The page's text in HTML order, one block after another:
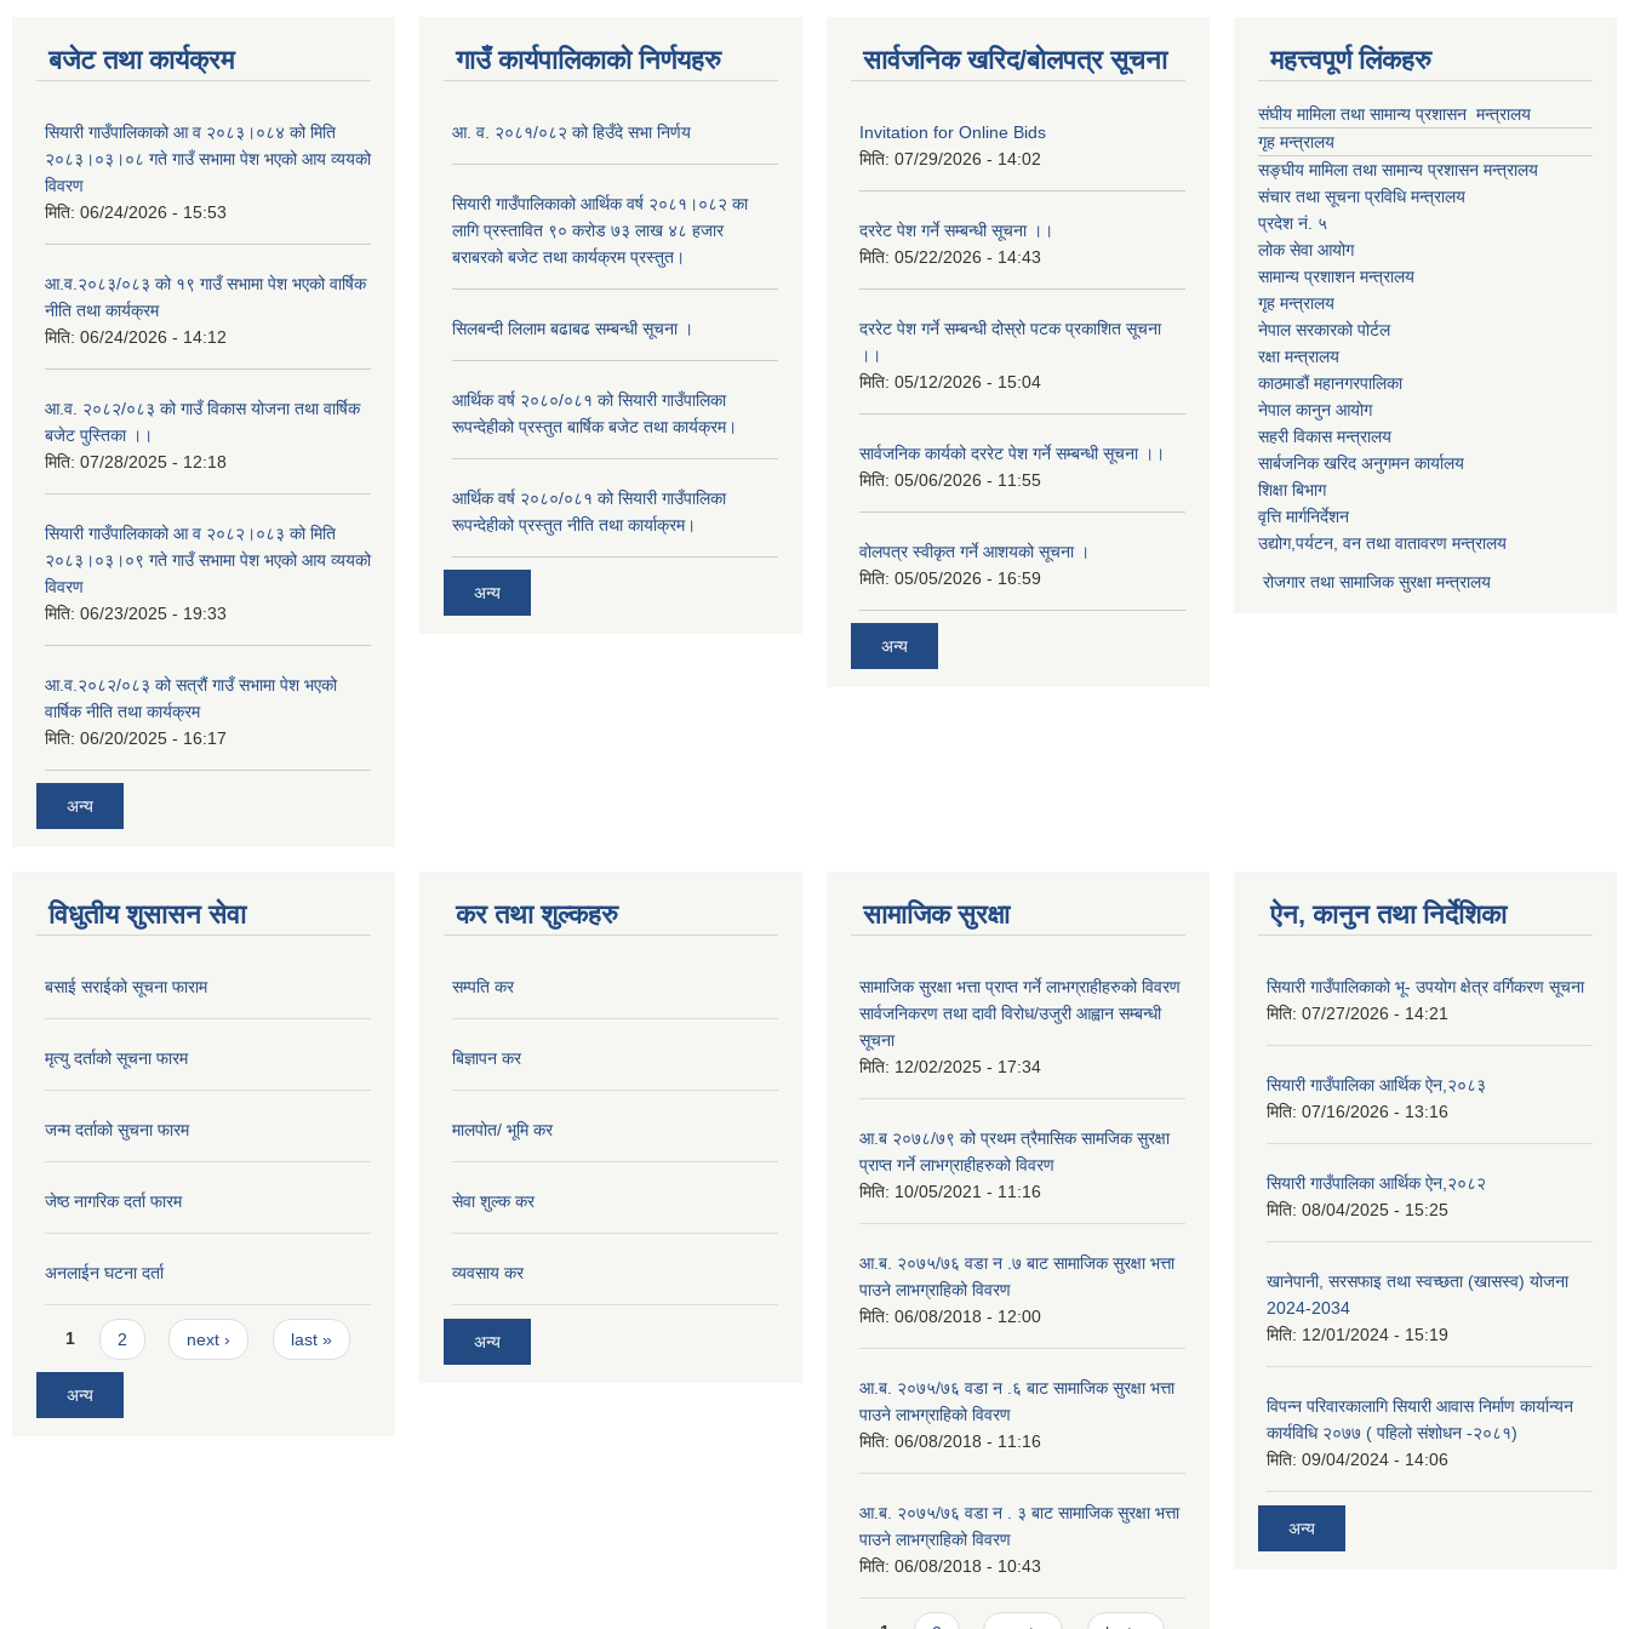
बजेट तथा कार्यक्रम
सियारी गाउँपालिकाको आ व २०८३।०८४ को मिति
२०८३।०३।०८ गते गाउँ सभामा पेश भएको आय व्ययको
विवरण
मिति: 06/24/2026 - 15:53
आ.व.२०८३/०८३ को १९ गाउँ सभामा पेश भएको वार्षिक
नीति तथा कार्यक्रम
मिति: 06/24/2026 - 14:12
आ.व. २०८२/०८३ को गाउँ विकास योजना तथा वार्षिक
बजेट पुस्तिका ।।
मिति: 07/28/2025 - 12:18
सियारी गाउँपालिकाको आ व २०८२।०८३ को मिति
२०८३।०३।०९ गते गाउँ सभामा पेश भएको आय व्ययको
विवरण
मिति: 06/23/2025 - 19:33
आ.व.२०८२/०८३ को सत्रौं गाउँ सभामा पेश भएको
वार्षिक नीति तथा कार्यक्रम
मिति: 06/20/2025 - 16:17
अन्य
गाउँ कार्यपालिकाको निर्णयहरु
आ. व. २०८१/०८२ को हिउँदे सभा निर्णय
सियारी गाउँपालिकाको आर्थिक वर्ष २०८१।०८२ का
लागि प्रस्तावित ९० करोड ७३ लाख ४८ हजार
बराबरको बजेट तथा कार्यक्रम प्रस्तुत।
सिलबन्दी लिलाम बढाबढ सम्बन्धी सूचना ।
आर्थिक वर्ष २०८०/०८१ को सियारी गाउँपालिका
रूपन्देहीको प्रस्तुत बार्षिक बजेट तथा कार्यक्रम।
आर्थिक वर्ष २०८०/०८१ को सियारी गाउँपालिका
रूपन्देहीको प्रस्तुत नीति तथा कार्याक्रम।
अन्य
सार्वजनिक खरिद/बोलपत्र सूचना
Invitation for Online Bids
मिति: 07/29/2026 - 14:02
दररेट पेश गर्ने सम्बन्धी सूचना ।।
मिति: 05/22/2026 - 14:43
दररेट पेश गर्ने सम्बन्धी दोस्रो पटक प्रकाशित सूचना
।।
मिति: 05/12/2026 - 15:04
सार्वजनिक कार्यको दररेट पेश गर्ने सम्बन्धी सूचना ।।
मिति: 05/06/2026 - 11:55
वोलपत्र स्वीकृत गर्ने आशयको सूचना ।
मिति: 05/05/2026 - 16:59
अन्य
महत्त्वपूर्ण लिंकहरु
संघीय मामिला तथा सामान्य प्रशासन मन्त्रालय
गृह मन्त्रालय
सङ्घीय मामिला तथा सामान्य प्रशासन मन्त्रालय
संचार तथा सूचना प्रविधि मन्त्रालय
प्रदेश नं. ५
लोक सेवा आयोग
सामान्य प्रशाशन मन्त्रालय
गृह मन्त्रालय
नेपाल सरकारको पोर्टल
रक्षा मन्त्रालय
काठमाडौं महानगरपालिका
नेपाल कानुन आयोग
सहरी विकास मन्त्रालय
सार्बजनिक खरिद अनुगमन कार्यालय
शिक्षा बिभाग
वृत्ति मार्गनिर्देशन
उद्योग,पर्यटन, वन तथा वातावरण मन्त्रालय
रोजगार तथा सामाजिक सुरक्षा मन्त्रालय
विधुतीय शुसासन सेवा
बसाई सराईको सूचना फाराम
मृत्यु दर्ताको सूचना फारम
जन्म दर्ताको सुचना फारम
जेष्ठ नागरिक दर्ता फारम
अनलाईन घटना दर्ता
Pages
1 2 next › last »
अन्य
कर तथा शुल्कहरु
सम्पति कर
बिज्ञापन कर
मालपोत/ भूमि कर
सेवा शुल्क कर
व्यवसाय कर
अन्य
सामाजिक सुरक्षा
सामाजिक सुरक्षा भत्ता प्राप्त गर्ने लाभग्राहीहरुको विवरण
सार्वजनिकरण तथा दावी विरोध/उजुरी आह्वान सम्बन्धी
सूचना
मिति: 12/02/2025 - 17:34
आ.ब २०७८/७९ को प्रथम त्रैमासिक सामजिक सुरक्षा
प्राप्त गर्ने लाभग्राहीहरुको विवरण
मिति: 10/05/2021 - 11:16
आ.ब. २०७५/७६ वडा न .७ बाट सामाजिक सुरक्षा भत्ता
पाउने लाभग्राहिको विवरण
मिति: 06/08/2018 - 12:00
आ.ब. २०७५/७६ वडा न .६ बाट सामाजिक सुरक्षा भत्ता
पाउने लाभग्राहिको विवरण
मिति: 06/08/2018 - 11:16
आ.ब. २०७५/७६ वडा न . ३ बाट सामाजिक सुरक्षा भत्ता
पाउने लाभग्राहिको विवरण
मिति: 06/08/2018 - 10:43
ऐन, कानुन तथा निर्देशिका
सियारी गाउँपालिकाको भू- उपयोग क्षेत्र वर्गिकरण सूचना
मिति: 07/27/2026 - 14:21
सियारी गाउँपालिका आर्थिक ऐन,२०८३
मिति: 07/16/2026 - 13:16
सियारी गाउँपालिका आर्थिक ऐन,२०८२
मिति: 08/04/2025 - 15:25
खानेपानी, सरसफाइ तथा स्वच्छता (खासस्व) योजना
2024-2034
मिति: 12/01/2024 - 15:19
विपन्न परिवारकालागि सियारी आवास निर्माण कार्यान्यन
कार्यविधि २०७७ ( पहिलो संशोधन -२०८१)
मिति: 09/04/2024 - 14:06
अन्य